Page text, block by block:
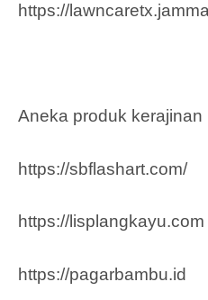
https://
Aneka produk kerajinan
https://sbflashart.com/
https://lisplangkayu.com
https://pagarbambu.id